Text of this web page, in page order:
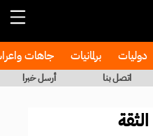
دوليات برلمانيات جاهات
اتصل بنا أرسل خبرا